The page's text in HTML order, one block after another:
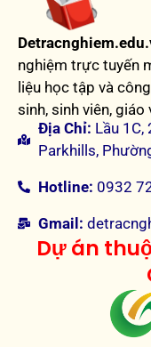
nghiệm trực tuyến
liệu học tập và
sinh, sinh viên,
Địa Chỉ: Lầu
Parkhills,
Hotline: 0932
Gmail:
Dự án